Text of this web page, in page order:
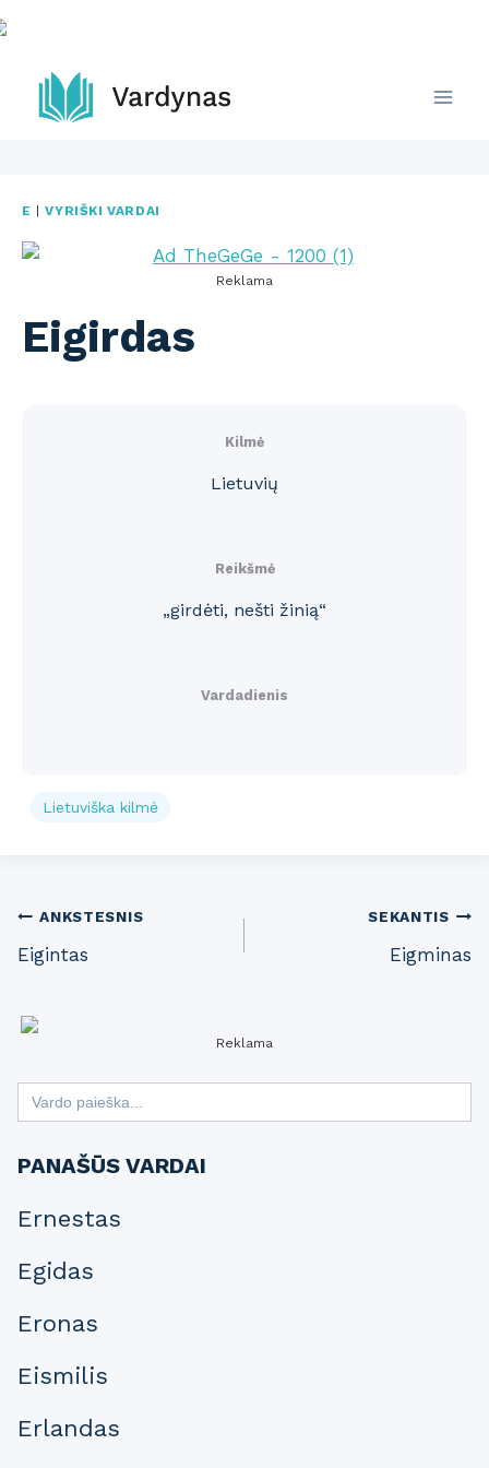
Skip
to
content
E |VYRIŠKI VARDAI
Reklama
Eigirdas
Kilmė
Lietuvių
Reikšmė
„girdėti, nešti žinią“
Vardadienis
Lietuviška kilmė
Post
navigation
ANKSTESNIS
Eigintas
SEKANTIS
Eigminas
Reklama
Search
for:
PANAŠŪS VARDAI
Ernestas
Egidas
Eronas
Eismilis
Erlandas